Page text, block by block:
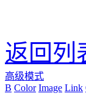
返回列
高级模式
B Color Image Link